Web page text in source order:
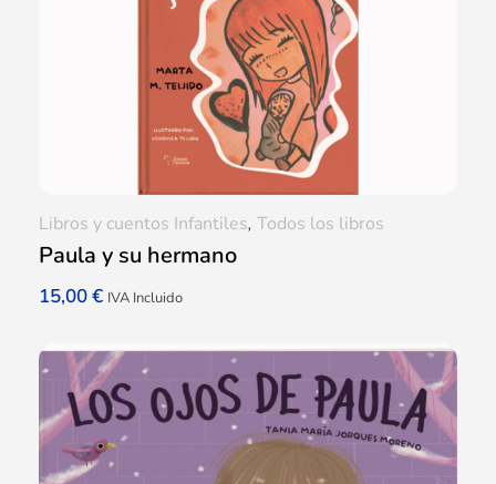
Paula y su hermano
15,00€ IVA Incluido
Libros y cuentos Infantiles, Todos los libros